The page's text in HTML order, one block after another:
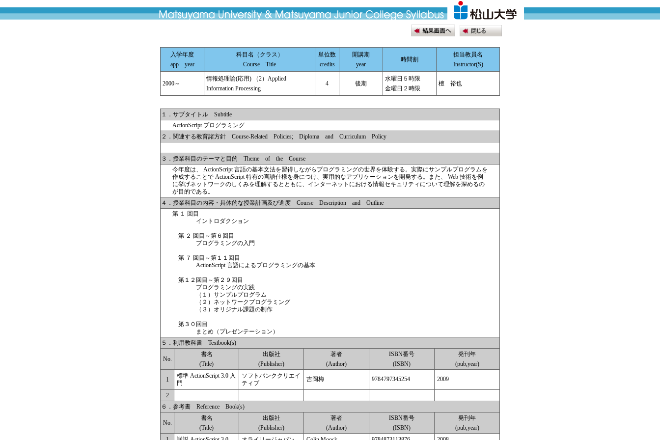
入学年度
app year
科目名（クラス）
Course Title
単位数
credits
開講期
year
時間割
担当教員名
Instructor(S)
2000～
情報処理論(応用) （2）Applied
Information Processing
4 後期
水曜日５時限
金曜日２時限
檀 裕也
１．サブタイトル Subtitle
ActionScript プログラミング
２．関連する教育諸方針 Course-Related Policies; Diploma and Curriculum Policy
３．授業科目のテーマと目的 Theme of the Course
今年度は、 ActionScript 言語の基本文法を習得しながらプログラミングの世界を体験する。実際にサンプルプログラムを
作成することで ActionScript 特有の言語仕様を身につけ、実用的なアプリケーションを開発する。また、 Web 技術を例
に挙げネットワークのしくみを理解するとともに、インターネットにおける情報セキュリティについて理解を深めるの
が目的である。
４．授業科目の内容・具体的な授業計画及び進度 Course Description and Outline
第 １ 回目
イントロダクション
第 ２ 回目～第６回目
プログラミングの入門
第 ７ 回目～第１１回目
ActionScript 言語によるプログラミングの基本
第１２回目～第２９回目
プログラミングの実践
（１）サンプルプログラム
（２）ネットワークプログラミング
（３）オリジナル課題の制作
第３０回目
まとめ（プレゼンテーション）
５．利用教科書 Textbook(s)
No.
書名
(Title)
出版社
(Publisher)
著者
(Author)
ISBN番号
(ISBN)
発刊年
(pub,year)
1
標準 ActionScript 3.0 入
門
ソフトバンククリエイ
ティブ
吉岡梅 9784797345254 2009
2
６．参考書 Reference Book(s)
No.
書名
(Title)
出版社
(Publisher)
著者
(Author)
ISBN番号
(ISBN)
発刊年
(pub,year)